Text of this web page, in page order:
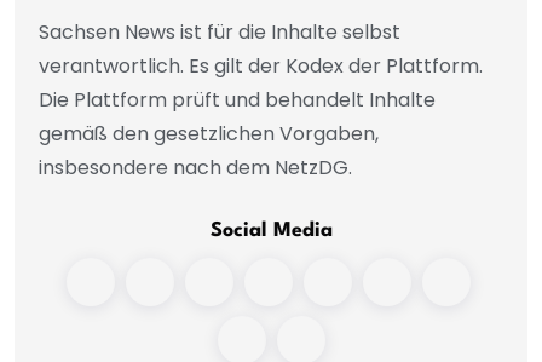
Sachsen News ist für die Inhalte selbst
verantwortlich. Es gilt der Kodex der Plattform.
Die Plattform prüft und behandelt Inhalte
gemäß den gesetzlichen Vorgaben,
insbesondere nach dem NetzDG.
Social Media